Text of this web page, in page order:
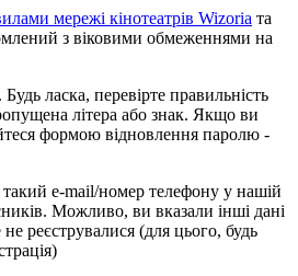
мережі кінотеатрів Wizoria та
з віковими обмеженнями на
ласка, перевірте правильність
літера або знак. Якщо ви
формою відновлення паролю -
e-mail/номер телефону у нашій
Можливо, ви вказали інші дані
не реєструвалися (для цього, будь